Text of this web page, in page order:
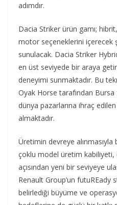
adımdır.
Dacia Striker ürün gamı;
motor seçeneklerini içerecek
sunulacak. Dacia Striker
en üst seviyede bir araya
deneyimi sunmaktadır. Bu
Oyak Horse tarafından
dünya pazarlarına ihraç
almaktadır.
Üretimin devreye alınmasıyla
çoklu model üretim
açısından yeni bir seviyeye
Renault Group’un futuREady
belirlediği büyüme ve